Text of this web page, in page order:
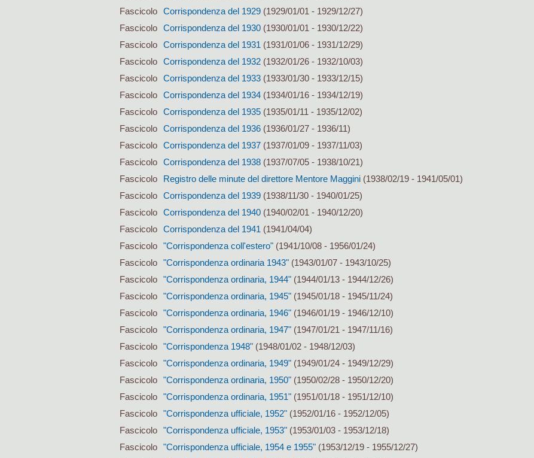
Fascicolo
Corrispondenza del 1929(1929/01/01 - 1929/12/27)
Fascicolo
Corrispondenza del 1930(1930/01/01 - 1930/12/22)
Fascicolo
Corrispondenza del 1931 (1931/01/06 - 1931/12/29)
Fascicolo
Corrispondenza del 1932(1932/01/26 - 1932/10/03)
Fascicolo
Corrispondenza del 1933(1933/01/30 - 1933/12/15)
Fascicolo
Corrispondenza del 1934(1934/01/16 - 1934/12/19)
Fascicolo
Corrispondenza del 1935(1935/01/11 - 1935/12/02)
Fascicolo
Corrispondenza del 1936(1936/01/27 - 1936/11)
Fascicolo
Corrispondenza del 1937(1937/01/09 - 1937/11/03)
Fascicolo
Corrispondenza del 1938(1937/07/05 - 1938/10/21)
Fascicolo
Registro delle minute del direttore Mentore Maggini(1938/02/19 - 1941/05/01)
Fascicolo
Corrispondenza del 1939(1938/11/30 - 1940/01/25)
Fascicolo
Corrispondenza del 1940(1940/02/01 - 1940/12/20)
Fascicolo
Corrispondenza del 1941 (1941/04/04)
Fascicolo
"Corrispondenza coll'estero"(1941/10/08 - 1956/01/24)
Fascicolo
"Corrispondenza ordinaria 1943"(1943/01/07 - 1943/10/25)
Fascicolo
"Corrispondenza ordinaria, 1944"(1944/01/13 - 1944/12/26)
Fascicolo
"Corrispondenza ordinaria, 1945"(1945/01/18 - 1945/11/24)
Fascicolo
"Corrispondenza ordinaria, 1946"(1946/01/19 - 1946/12/10)
Fascicolo
"Corrispondenza ordinaria, 1947"(1947/01/21 - 1947/11/16)
Fascicolo
"Corrispondenza 1948"(1948/01/02 - 1948/12/03)
Fascicolo
"Corrispondenza ordinaria, 1949"(1949/01/24 - 1949/12/29)
Fascicolo
"Corrispondenza ordinaria, 1950"(1950/02/28 - 1950/12/20)
Fascicolo
"Corrispondenza ordinaria, 1951"(1951/01/18 - 1951/12/10)
Fascicolo
"Corrispondenza ufficiale, 1952"(1952/01/16 - 1952/12/05)
Fascicolo
"Corrispondenza ufficiale, 1953"(1953/01/03 - 1953/12/18)
Fascicolo
"Corrispondenza ufficiale, 1954 e 1955"(1953/12/19 - 1955/12/27)